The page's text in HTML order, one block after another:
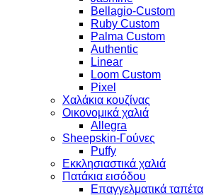
Bellagio-Custom
Ruby Custom
Palma Custom
Authentic
Linear
Loom Custom
Pixel
Χαλάκια κουζίνας
Οικονομικά χαλιά
Allegra
Sheepskin-Γούνες
Puffy
Εκκλησιαστικά χαλιά
Πατάκια εισόδου
Επαγγελματικά ταπέτα